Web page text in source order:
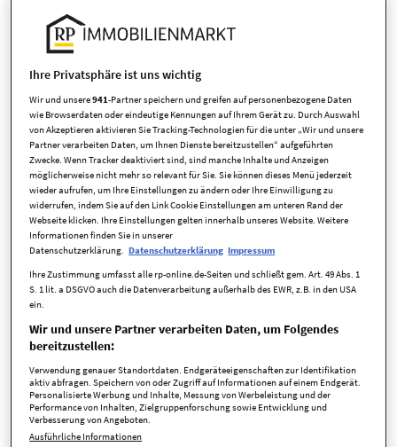
Anbieter-ID 7127b
Detaillierte Informationen
Flächen/Räume
Wohnfläche 201,00 m²
Grundstücksfläche 412,00 m²
Zustand
Objektzustand
Parkmöglichkeiten
Garage Anzahl
Ihre Privatsphäre ist uns wichtig
Wir und unsere941-Partner speichern und greifen auf personenbezogene Daten
wie Browserdaten oder eindeutige Kennungen auf Ihrem Gerät zu. Durch Auswahl
von Akzeptieren aktivieren Sie Tracking-Technologien für die unter „Wir und unsere
Partner verarbeiten Daten, um Ihnen Dienste bereitzustellen“ aufgeführten
Zwecke. Wenn Tracker deaktiviert sind, sind manche Inhalte und Anzeigen
möglicherweise nicht mehr so relevant für Sie. Sie können dieses Menü jederzeit
wieder aufrufen, um Ihre Einstellungen zu ändern oder Ihre Einwilligung zu
widerrufen, indem Sie auf den Link Cookie Einstellungen am unteren Rand der
Webseite klicken. Ihre Einstellungen gelten innerhalb unseres Website. Weitere
Informationen finden Sie in unserer
Datenschutzerklärung. Datenschutzerklärung Impressum
Ihre Zustimmung umfasst alle rp-online.de-Seiten und schließt gem. Art. 49 Abs. 1
S. 1 lit. a DSGVO auch die Datenverarbeitung außerhalb des EWR, z.B. in den USA
ein.
Wir und unsere Partner verarbeiten Daten, um Folgendes
bereitzustellen:
Verwendung genauer Standortdaten. Endgeräteeigenschaften zur Identifikation
aktiv abfragen. Speichern von oder Zugriff auf Informationen auf einem Endgerät.
Personalisierte Werbung und Inhalte, Messung von Werbeleistung und der
Performance von Inhalten, Zielgruppenforschung sowie Entwicklung und
Verbesserung von Angeboten.
Ausführliche Informationen